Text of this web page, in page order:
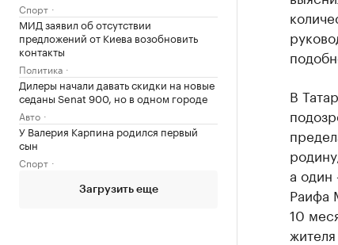
Спорт
МИД заявил об отсутствии
предложений от Киева возобновить
контакты
Политика
Дилеры начали давать скидки на новые
седаны Senat 900, но в одном городе
Авто
У Валерия Карпина родился первый
сын
Спорт
Загрузить еще
В
а один
Раифа
10